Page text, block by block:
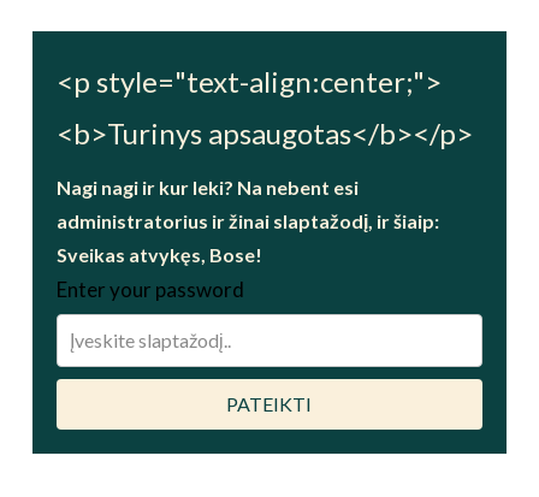
<p style="text-align:center;">
<b>Turinys apsaugotas</b></p>
Nagi nagi ir kur leki? Na nebent esi
administratorius ir žinai slaptažodį, ir šiaip:
Sveikas atvykęs, Bose!
Enter your password
PATEIKTI